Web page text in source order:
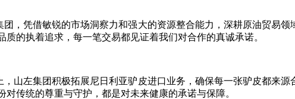
凭借敏锐的市场洞察力和强大的资源整合能力，深耕原油贸易领
的执着追求，每一笔交易都见证着我们对合作的真诚承诺。
左集团积极拓展尼日利亚驴皮进口业务，确保每一张驴皮都来源
传统的尊重与守护，都是对未来健康的承诺与保障。